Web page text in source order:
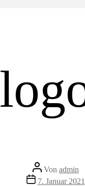
Beitragsautor
Von admin
7. Januar 2021